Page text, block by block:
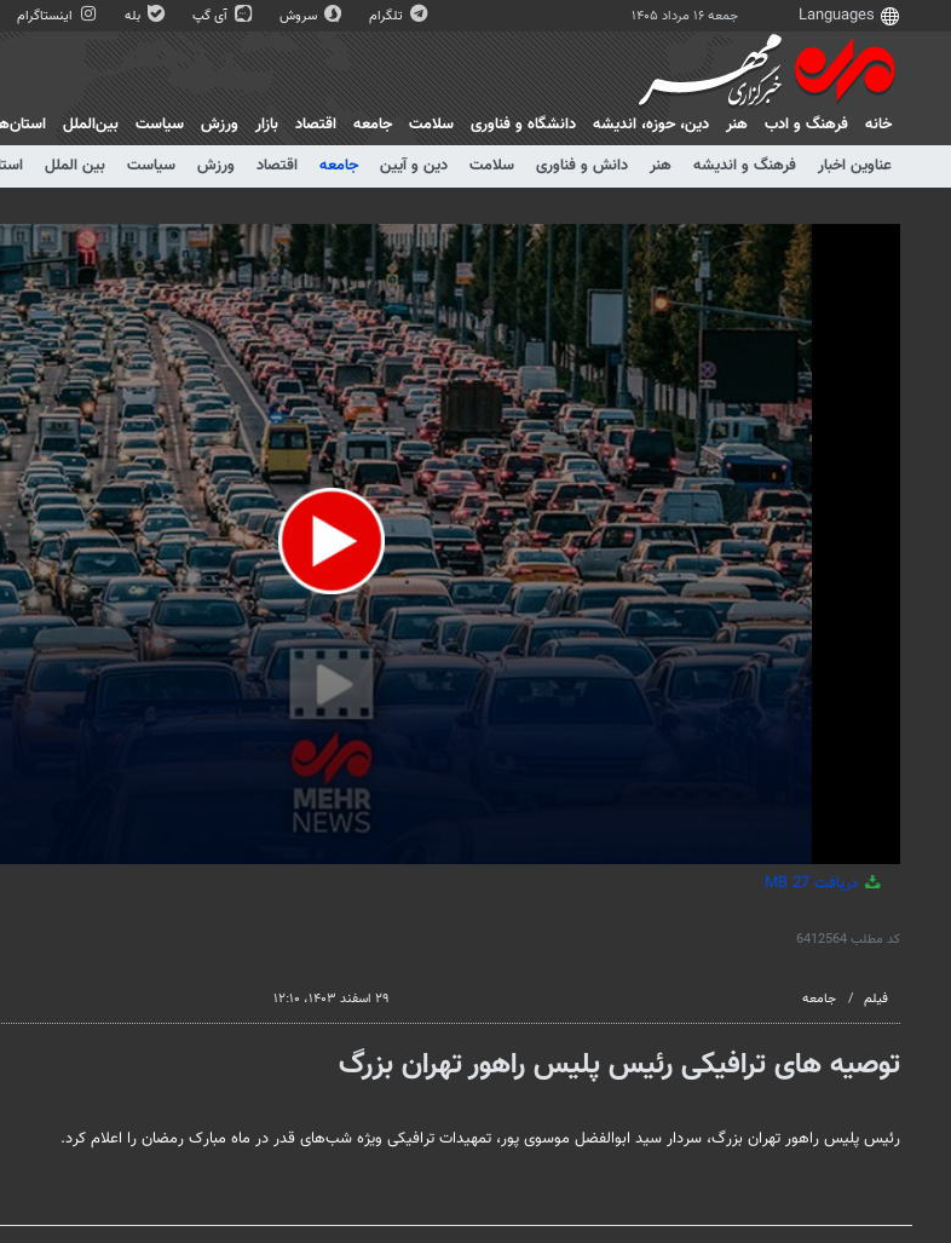
جمعه ۱۶ مرداد ۱۴۰۵ تلگرام سروش آی گپ بله اینستاگرام
خانه فرهنگ و ادب هنر دين، حوزه، انديشه دانشگاه و فناوری سلامت جامعه اقتصاد بازار ورزش سیاست بین‌الملل
عناوین اخبار
فرهنگ و اندیشه هنر دانش و فناوری سلامت دین و آیین جامعه اقتصاد ورزش سیاست بین الملل
دریافت 27 MB
کد مطلب6412564
فیلم جامعه ۲۹ اسفند ۱۴۰۳، ۱۲:۱۰
توصیه های ترافیکی رئیس پلیس راهور تهران بزرگ
رئیس پلیس راهور تهران بزرگ، سردار سید ابوالفضل موسوی پور، تمهیدات ترافیکی ویژه شب‌های قدر در ماه مبارک رمضان را اعلام کرد.